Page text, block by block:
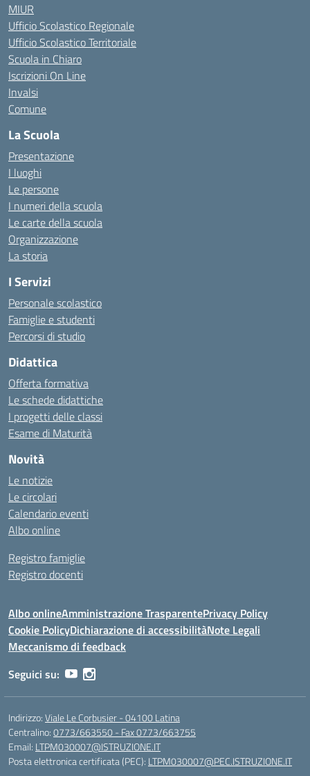
MIUR
Ufficio Scolastico Regionale
Ufficio Scolastico Territoriale
Scuola in Chiaro
Iscrizioni On Line
Invalsi
Comune
La Scuola
Presentazione
I luoghi
Le persone
I numeri della scuola
Le carte della scuola
Organizzazione
La storia
I Servizi
Personale scolastico
Famiglie e studenti
Percorsi di studio
Didattica
Offerta formativa
Le schede didattiche
I progetti delle classi
Esame di Maturità
Novità
Le notizie
Le circolari
Calendario eventi
Albo online
Registro famiglie
Registro docenti
Albo onlineAmministrazione TrasparentePrivacy Policy
Cookie PolicyDichiarazione di accessibilitàNote Legali
Meccanismo di feedback
Seguici su:
Indirizzo:Viale Le Corbusier - 04100 Latina
Centralino:0773/663550 - Fax 0773/663755
Email: LTPM030007@ISTRUZIONE.IT
Posta elettronica certificata (PEC): LTPM030007@PEC.ISTRUZIONE.IT